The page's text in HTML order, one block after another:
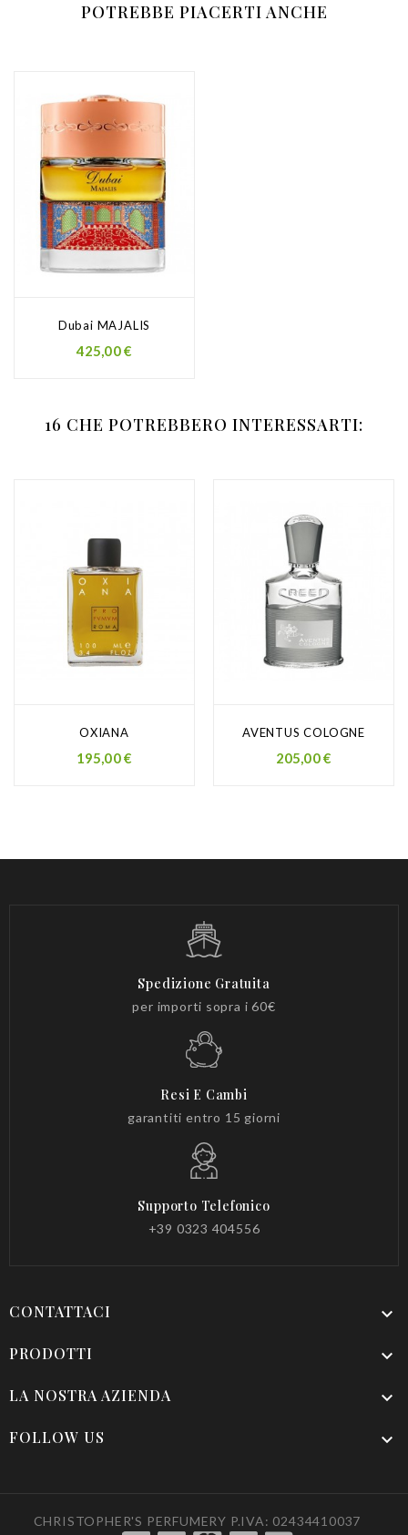
POTREBBE PIACERTI ANCHE
Dubai MAJALIS
Prezzo
425,00 €
16 CHE POTREBBERO INTERESSARTI:
OXIANA
Prezzo
195,00 €
AVENTUS COLOGNE
Prezzo
205,00 €
Spedizione Gratuita
per importi sopra i 60€
Resi E Cambi
garantiti entro 15 giorni
Supporto Telefonico
+39 0323 404556
CONTATTACI 
PRODOTTI 
LA NOSTRA AZIENDA 
FOLLOW US 
CHRISTOPHER'S PERFUMERY P.IVA: 02434410037